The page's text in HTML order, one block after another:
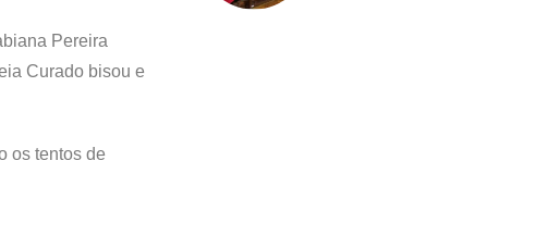
Pereira
Curado bisou e
os tentos de